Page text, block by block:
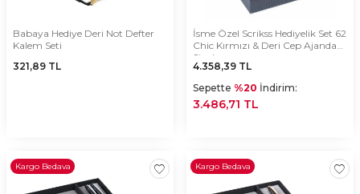
Babaya Hediye Deri Not Defter
Kalem Seti
321,89 TL
İsme Özel Scrikss Hediyelik Set 62
Chic Kırmızı & Deri Cep Ajanda
Siyah
4.358,39 TL
Sepette %20 İndirim:
3.486,71 TL
Kargo Bedava Kargo Bedava